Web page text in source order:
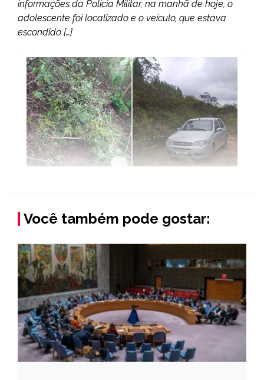
informações da Polícia Militar, na manhã de hoje, o
adolescente foi localizado e o veículo, que estava
escondido […]
Você também pode gostar: